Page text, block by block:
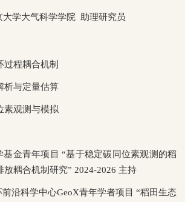
学大气科学学院 助理研究员
过程耦合机制
析与定量估算
素观测与模拟
基金青年项目 “基于稳定碳同位素观测的稻
放耦合机制研究” 2024-2026 主持
沿科学中心GeoX青年学者项目 “稻田生态